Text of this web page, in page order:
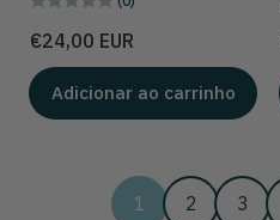
Preço
€24,00 EUR
Adicionar ao carrinho
1 2 3